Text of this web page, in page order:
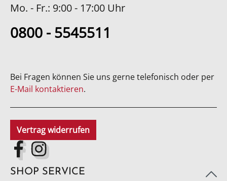
Mo. - Fr.: 9:00 - 17:00 Uhr
0800 - 5545511
Bei Fragen können Sie uns gerne telefonisch oder per
E-Mail kontaktieren.
Vertrag widerrufen
SHOP SERVICE